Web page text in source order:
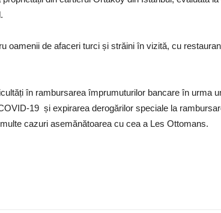
oamenii de afaceri turci și străini în vizită, cu
în rambursarea împrumuturilor bancare în urma
19 și expirarea derogărilor speciale la
cazuri asemănătoarea cu cea a Les Ottomans.